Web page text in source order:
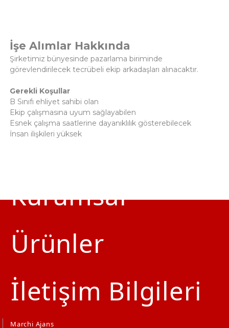
İşe Alımlar Hakkında
Şirketimiz bünyesinde pazarlama biriminde
görevlendirilecek tecrübeli ekip arkadaşları alınacaktır.
Gerekli Koşullar
B Sınıfı ehliyet sahibi olan
Ekip çalışmasına uyum sağlayabilen
Esnek çalışma saatlerine dayanıklılık gösterebilecek
İnsan ilişkileri yüksek
Anasayfa
Kurumsal
Ürünler
İletişim Bilgileri
Marchi Ajans